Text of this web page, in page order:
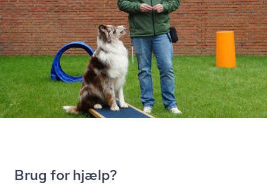
Brug for hjælp?